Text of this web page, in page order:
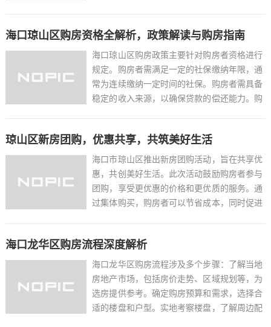
本。对于有意在海口置业的人士来说，这是一
次难得的机会。建议有购房...
海口琼山区购房资格全解析，政策解读与购房指南
海口琼山区购房政策主要针对购房者资格进行
规定。购房者需满足一定的社保缴纳年限，通
常为连续缴纳一定时间的社保。购房者需具备
稳定的收入来源，以确保贷款的偿还能力。购
身份证明和居住证明。购房指南方面，建议购
房者提前了解当地房地...
琼山区新房团购，优惠共享，共筑美好生活
海口市琼山区推出新房团购活动，旨在共享优
惠，共创美好生活。此次活动鼓励购房者参与
团购，享受更优惠的价格和更优质的服务。通
过集体购买，购房者可以节省成本，同时促进
经济发展。购房者可以抓住这一机会，以更优
惠的价格购买新房，实...
海口龙华区购房流程深度解析
海口龙华区购房流程涉及多个步骤：了解当地
房地产市场，包括房价走势、区域规划等，为
选房提供参考。确定购房预算和需求，选择合
适的楼盘和户型。实地考察楼盘，了解周边配